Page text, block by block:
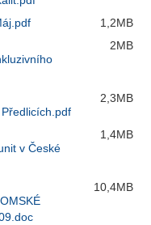
1,2MB
2MB
2,3MB
v České
1,4MB
10,4MB